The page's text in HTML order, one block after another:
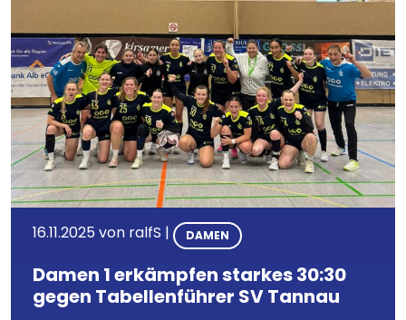
16.11.2025 von ralfS | DAMEN
Damen 1 erkämpfen starkes 30:30
gegen Tabellenführer SV Tannau